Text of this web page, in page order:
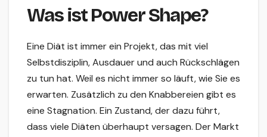
Was ist Power Shape?
Eine Diät ist immer ein Projekt, das mit viel
Selbstdisziplin, Ausdauer und auch Rückschlägen
zu tun hat. Weil es nicht immer so läuft, wie Sie es
erwarten. Zusätzlich zu den Knabbereien gibt es
eine Stagnation. Ein Zustand, der dazu führt,
dass viele Diäten überhaupt versagen. Der Markt